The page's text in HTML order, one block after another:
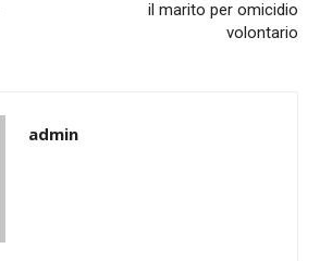
il marito per omicidio
volontario
admin